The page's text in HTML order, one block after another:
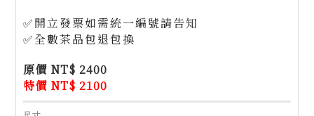
✅開立發票如需統一編號請告知
✅全數茶品包退包換
原價 NT$ 2400
特價 NT$ 2100